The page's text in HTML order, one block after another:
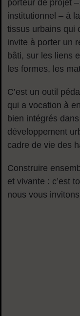
porteur de projet
institutionnel – à
tissus urbains qui
invite à porter un
bâti, sur les liens
les formes, les
C’est un outil
qui a vocation à
bien intégrés
développement
cadre de vie des
Construire
et vivante : c’est
nous vous